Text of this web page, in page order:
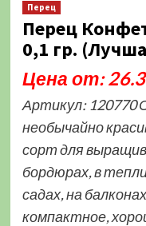
Перец
Перец
0,1 гр.
Цена от:
Артикул: 120770
необычайно
сорт для
бордюрах, в
садах, на
компактное,